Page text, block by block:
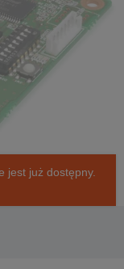
jest już dostępny.